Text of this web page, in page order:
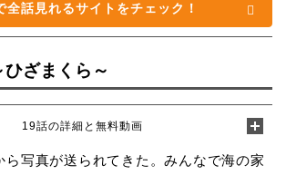
全話見れるサイトをチェック！
ざまくら～
19話の詳細と無料動画
ら写真が送られてきた。みんなで海の家